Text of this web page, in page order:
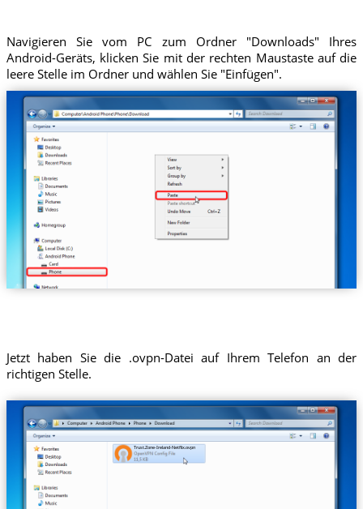
Navigieren Sie vom PC zum Ordner "Downloads" Ihres
Android-Geräts, klicken Sie mit der rechten Maustaste auf die
leere Stelle im Ordner und wählen Sie "Einfügen".
Jetzt haben Sie die .ovpn-Datei auf Ihrem Telefon an der
richtigen Stelle.
Trust.Zone-Ireland-Netflix.ovpn